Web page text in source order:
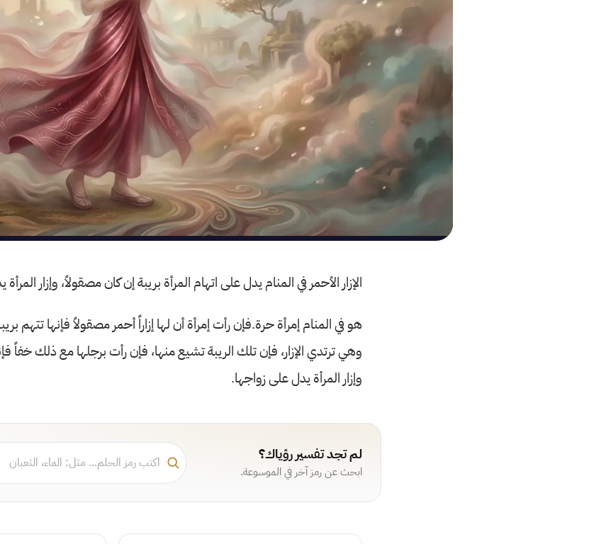
الإزار الأحمر في المنام يدل على اتهام المرأة بريبة إن كان مصقولاً، وإزار
هو في المنام إمرأة حرة.فإن رأت إمرأة أن لها إزاراً أحمر مصقولاً فإنها تتهم
وهي ترتدي الإزار، فإن تلك الريبة تشيع منها، فإن رأت برجلها مع ذلك خفاً
وإزار المرأة يدل على زواجها.
لم تجد تفسير رؤياك؟
ابحث عن رمز آخر في الموسوعة.